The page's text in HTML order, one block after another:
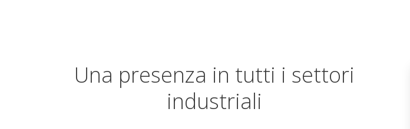
Una presenza in tutti i settori
industriali